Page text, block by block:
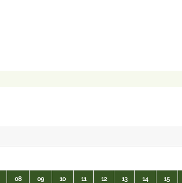
08 09 10 11 12 13 14 15